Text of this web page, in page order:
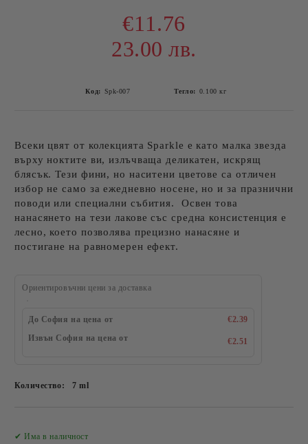
€11.76
23.00 лв.
Код: Spk-007 Тегло: 0.100 кг
Всеки цвят от колекцията Sparkle е като малка звезда
върху ноктите ви, излъчваща деликатен, искрящ
блясък. Тези фини, но наситени цветове са отличен
избор не само за ежедневно носене, но и за празнични
поводи или специални събития. Освен това
нанасянето на тези лакове със средна консистенция е
лесно, което позволява прецизно нанасяне и
постигане на равномерен ефект.
Ориентировъчни цени за доставка
До София на цена от
€2.39
Извън София на цена от
€2.51
Количество: 7 ml
✔ Има в наличност